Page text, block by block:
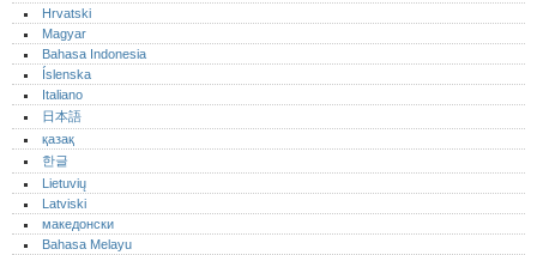
Hrvatski
Magyar
Bahasa Indonesia
Íslenska
Italiano
日本語
қазақ
한글
Lietuvių
Latviski
македонски
Bahasa Melayu